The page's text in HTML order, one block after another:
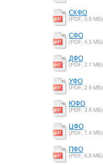
СКФО
(PDF, 3.8 MБ)
СФО
(PDF, 4.3 MБ)
ДФО
(PDF, 2.7 MБ)
УФО
(PDF, 2.9 MБ)
ЮФО
(PDF, 3.8 MБ)
ЦФО
(PDF, 7.4 MБ)
ПФО
(PDF, 6.8 MБ)